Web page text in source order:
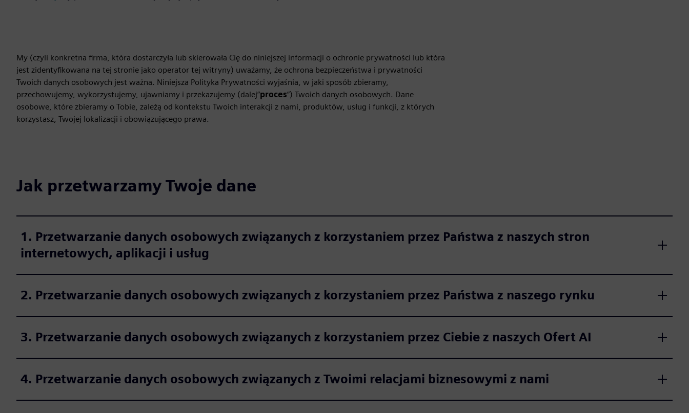
My (czyli konkretna firma, która dostarczyła lub skierowała Cię do niniejszej informacji o ochronie prywatności lub która
jest zidentyfikowana na tej stronie jako operator tej witryny) uważamy, że ochrona bezpieczeństwa i prywatności
Twoich danych osobowych jest ważna. Niniejsza Polityka Prywatności wyjaśnia, w jaki sposób zbieramy,
przechowujemy, wykorzystujemy, ujawniamy i przekazujemy (dalej”proces”) Twoich danych osobowych. Dane
osobowe, które zbieramy o Tobie, zależą od kontekstu Twoich interakcji z nami, produktów, usług i funkcji, z których
korzystasz, Twojej lokalizacji i obowiązującego prawa.
Jak przetwarzamy Twoje dane
1. Przetwarzanie danych osobowych związanych z korzystaniem przez Państwa z naszych stron
internetowych, aplikacji i usług
2. Przetwarzanie danych osobowych związanych z korzystaniem przez Państwa z naszego rynku
3. Przetwarzanie danych osobowych związanych z korzystaniem przez Ciebie z naszych Ofert AI
4. Przetwarzanie danych osobowych związanych z Twoimi relacjami biznesowymi z nami